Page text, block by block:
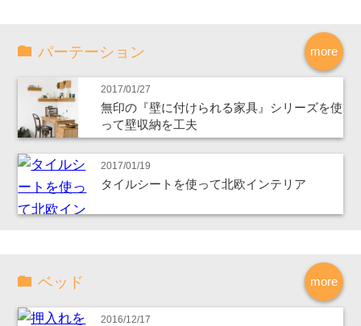
more
パーテーション
2017/01/27
無印の『壁に付けられる家具』シリーズを使
って壁収納を工夫
2017/01/19
タイルシートを使って北欧インテリア
more
ベッド
2016/12/17